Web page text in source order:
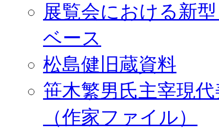
展覧会における新
ベース
松島健旧蔵資料
笹木繁男氏主宰現
（作家ファイル）